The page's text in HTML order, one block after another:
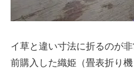
イ草と違い寸法に折るのが
前購入した織姫（畳表折り機